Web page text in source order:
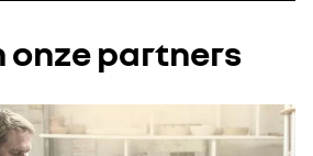
onze partners